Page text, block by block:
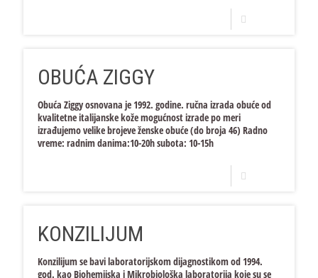
OBUĆA ZIGGY
Obuća Ziggy osnovana je 1992. godine. ručna izrada obuće od
kvalitetne italijanske kože mogućnost izrade po meri
izrađujemo velike brojeve ženske obuće (do broja 46) Radno
vreme: radnim danima:10-20h subota: 10-15h
KONZILIJUM
Konzilijum se bavi laboratorijskom dijagnostikom od 1994.
god. kao Biohemijska i Mikrobiološka laboratorija koje su se